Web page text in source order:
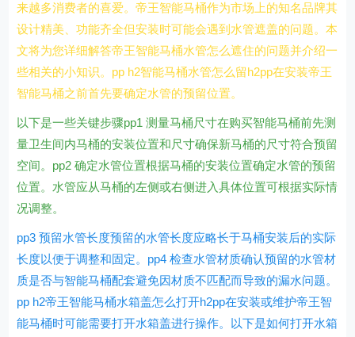
来越多消费者的喜爱。帝王智能马桶作为市场上的知名品牌其
设计精美、功能齐全但安装时可能会遇到水管遮盖的问题。本
文将为您详细解答帝王智能马桶水管怎么遮住的问题并介绍一
些相关的小知识。pp h2智能马桶水管怎么留h2pp在安装帝王
智能马桶之前首先要确定水管的预留位置。
以下是一些关键步骤pp1 测量马桶尺寸在购买智能马桶前先测
量卫生间内马桶的安装位置和尺寸确保新马桶的尺寸符合预留
空间。pp2 确定水管位置根据马桶的安装位置确定水管的预留
位置。水管应从马桶的左侧或右侧进入具体位置可根据实际情
况调整。
pp3 预留水管长度预留的水管长度应略长于马桶安装后的实际
长度以便于调整和固定。pp4 检查水管材质确认预留的水管材
质是否与智能马桶配套避免因材质不匹配而导致的漏水问题。
pp h2帝王智能马桶水箱盖怎么打开h2pp在安装或维护帝王智
能马桶时可能需要打开水箱盖进行操作。以下是如何打开水箱